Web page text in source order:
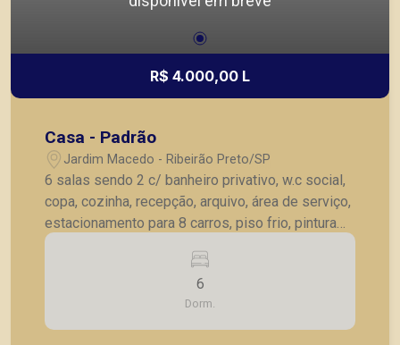
R$ 4.000,00 L
Casa - Padrão
Jardim Macedo - Ribeirão Preto/SP
6 salas sendo 2 c/ banheiro privativo, w.c social,
copa, cozinha, recepção, arquivo, área de serviço,
estacionamento para 8 carros, piso frio, pintura
nova
6
Dorm.